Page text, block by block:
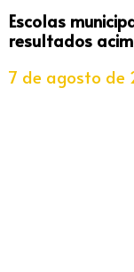
Escolas
resultados
7 de agosto de